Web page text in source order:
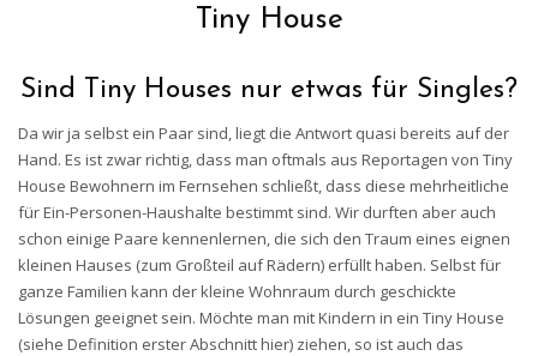
Tiny House
Sind Tiny Houses nur etwas für Singles?
Da wir ja selbst ein Paar sind, liegt die Antwort quasi bereits auf der
Hand. Es ist zwar richtig, dass man oftmals aus Reportagen von Tiny
House Bewohnern im Fernsehen schließt, dass diese mehrheitliche
für Ein-Personen-Haushalte bestimmt sind. Wir durften aber auch
schon einige Paare kennenlernen, die sich den Traum eines eignen
kleinen Hauses (zum Großteil auf Rädern) erfüllt haben. Selbst für
ganze Familien kann der kleine Wohnraum durch geschickte
Lösungen geeignet sein. Möchte man mit Kindern in ein Tiny House
(siehe Definition erster Abschnitt hier) ziehen, so ist auch das